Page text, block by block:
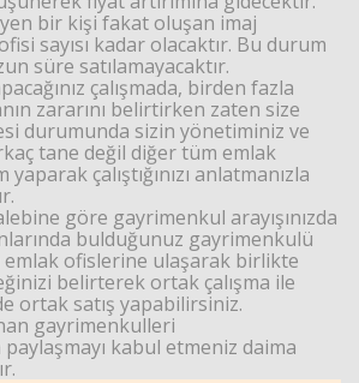
bir kişi fakat oluşan imaj
sayısı kadar olacaktır. Bu durum
süre satılamayacaktır.
çalışmada, birden fazla
zararını belirtirken zaten size
durumunda sizin yönetiminiz ve
tane değil diğer tüm emlak
çalıştığınızı anlatmanızla
göre gayrimenkul arayışınızda
bulduğunuz gayrimenkulü
emlak ofislerine ulaşarak birlikte
belirterek ortak çalışma ile
ortak satış yapabilirsiniz.
gayrimenkulleri
paylaşmayı kabul etmeniz daima